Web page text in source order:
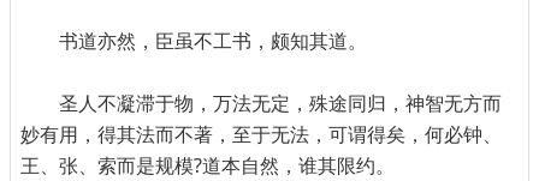
书道亦然，臣虽不工书，颇知其道。
圣人不凝滞于物，万法无定，殊途同归，神智无方而
妙有用，得其法而不著，至于无法，可谓得矣，何必钟、
王、张、索而是规模?道本自然，谁其限约。